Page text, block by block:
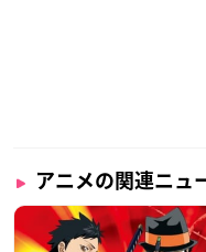
アニメの関連ニュ